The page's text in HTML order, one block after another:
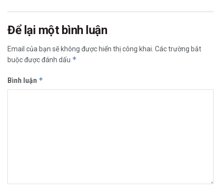
Để lại một bình luận
Email của bạn sẽ không được hiển thị công khai. Các trường bắt
buộc được đánh dấu *
Bình luận *